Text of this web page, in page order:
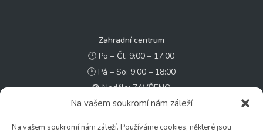
Na vašem soukromí nám záleží
Na vašem soukromí nám záleží. Používáme cookies, některé jsou
Zahradní centrum
🕑 Po – Čt: 9:00 – 17:00
🕑 Pá – So: 9:00 – 18:00
🚫 Neděle: ZAVŘENO